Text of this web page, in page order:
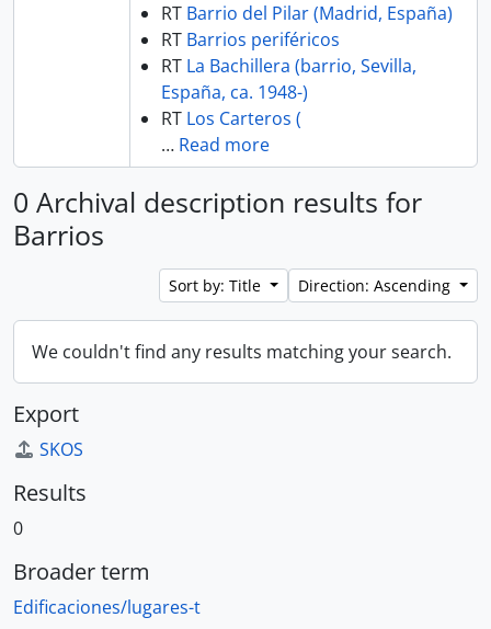
RT Barrio del Pilar (Madrid, España)
RT Barrios periféricos
RT La Bachillera (barrio, Sevilla,
España, ca. 1948-)
RT Los Carteros (
… Read more
0 Archival description results for
Barrios
Sort by: Title Direction: Ascending
We couldn't find any results matching your search.
Export
SKOS
Results
0
Broader term
Edificaciones/lugares-t